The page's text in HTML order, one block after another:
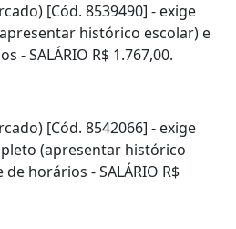
[Cód. 8539490] - exige
histórico escolar) e
- SALÁRIO R$ 1.767,00.
[Cód. 8542066] - exige
(apresentar histórico
horários - SALÁRIO R$